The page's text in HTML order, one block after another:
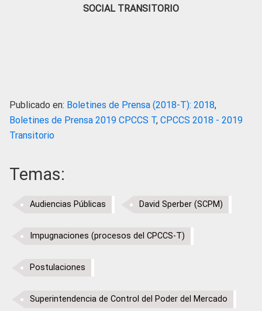
SOCIAL TRANSITORIO
Publicado en: Boletines de Prensa (2018-T): 2018,
Boletines de Prensa 2019 CPCCS T, CPCCS 2018 - 2019
Transitorio
Temas:
Audiencias Públicas David Sperber (SCPM)
Impugnaciones (procesos del CPCCS-T)
Postulaciones
Superintendencia de Control del Poder del Mercado